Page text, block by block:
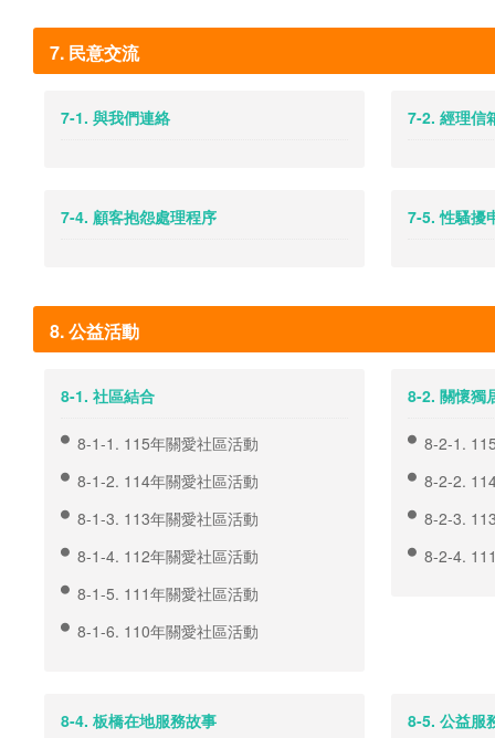
7. 民意交流
7-1. 與我們連絡 7-2. 經理信
7-4. 顧客抱怨處理程序 7-5. 性騷擾
8. 公益活動
8-1. 社區結合
8-1-1. 115年關愛社區活動
8-1-2. 114年關愛社區活動
8-1-3. 113年關愛社區活動
8-1-4. 112年關愛社區活動
8-1-5. 111年關愛社區活動
8-1-6. 110年關愛社區活動
8-2. 關懷獨
8-2-1.
8-2-2.
8-2-3.
8-2-4.
8-4. 板橋在地服務故事 8-5. 公益服